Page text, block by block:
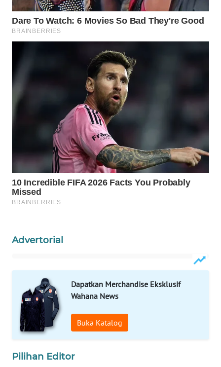
Advertorial
Dapatkan Merchandise Eksklusif
Wahana News
Buka Katalog
Pilihan Editor
WAHANA
TV
WAHANANEWS
WAHANANEWS
NET
SPORT
WAHANA
WAHANA
WAHANA
PERSONA
WAHANA
OTOMOTIF
HEALTH